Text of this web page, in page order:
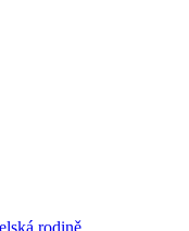
rodině